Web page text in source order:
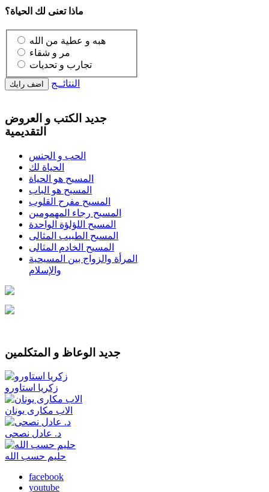
ماذا تعنى لك الحياة؟
النتائــج
جديد الكتب و العروض
التقديمية
الحب و الجنس
الحياة لك
المسيح هو الحياة
المسيح هو الباب
المسيح مفرح القلوب
المسيح رجاء المهمومين
المسيح اللؤلؤة الواحدة
المسيح الطبيب المثالى
المسيح الخادم المثالى
المرأة والزواج بين المسيحية
والإسلام
جديد الوعاظ و المتكلمين
زكريا استاورو
الاب مكارى يونان
د. عادل نصحى
حليم حسب الله
facebook
youtube